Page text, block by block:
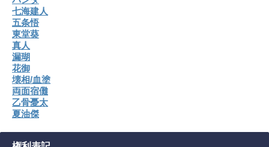
七海建人
五条悟
東堂葵
真人
漏瑚
花御
壊相/血塗
両面宿儺
乙骨憂太
夏油傑